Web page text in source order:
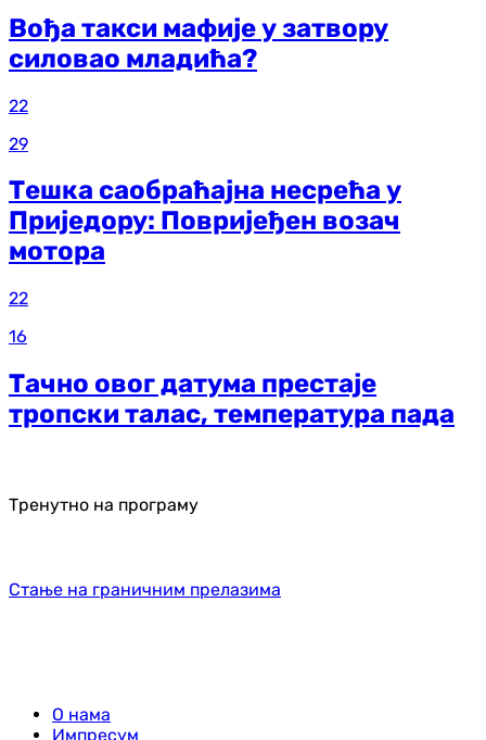
Вођа такси мафије у затвору
силовао младића?
22
29
Тешка саобраћајна несрећа у
Приједору: Повријеђен возач
мотора
22
16
Тачно овог датума престаје
тропски талас, температура пада
Тренутно на програму
Стање на граничним прелазима
О нама
Импресум